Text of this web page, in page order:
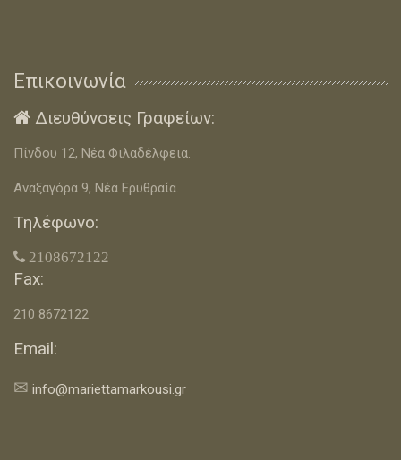
Επικοινωνία
 Διευθύνσεις Γραφείων:
Πίνδου 12, Νέα Φιλαδέλφεια.
Αναξαγόρα 9, Νέα Ερυθραία.
Τηλέφωνο:
 2108672122
Fax:
210 8672122
Email:
✉ info@mariettamarkousi.gr